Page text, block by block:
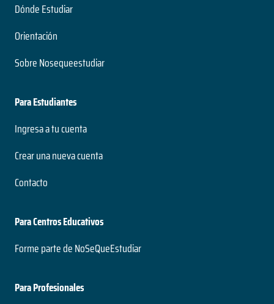
Dónde Estudiar
Orientación
Sobre Nosequeestudiar
Para Estudiantes
Ingresa a tu cuenta
Crear una nueva cuenta
Contacto
Para Centros Educativos
Forme parte de NoSeQueEstudiar
Para Profesionales